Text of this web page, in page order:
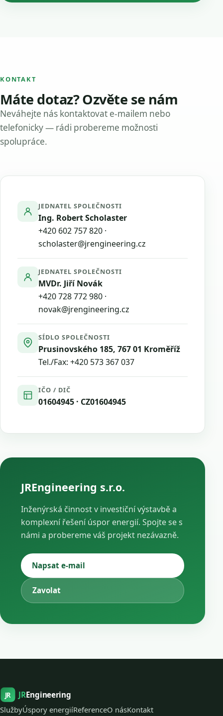
KONTAKT
Máte dotaz? Ozvěte se nám
Neváhejte nás kontaktovat e-mailem nebo
telefonicky — rádi probereme možnosti
spolupráce.
JEDNATEL SPOLEČNOSTI
Ing. Robert Scholaster
+420 602 757 820 ·
scholaster@jrengineering.cz
JEDNATEL SPOLEČNOSTI
MVDr. Jiří Novák
+420 728 772 980 ·
novak@jrengineering.cz
SÍDLO SPOLEČNOSTI
Prusinovského 185, 767 01 Kroměříž
Tel./Fax: +420 573 367 037
IČO / DIČ
01604945 · CZ01604945
JREngineering s.r.o.
Inženýrská činnost v investiční výstavbě a
komplexní řešení úspor energií. Spojte se s
námi a probereme váš projekt nezávazně.
Napsat e-mail
Zavolat
JR JREngineering
SlužbyÚspory energiíReferenceO násKontakt